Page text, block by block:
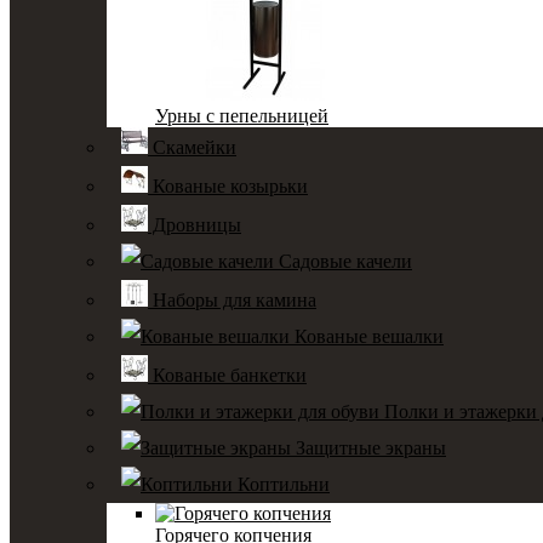
Урны с пепельницей
Скамейки
Кованые козырьки
Дровницы
Садовые качели
Наборы для камина
Кованые вешалки
Кованые банкетки
Полки и этажерки
Защитные экраны
Коптильни
Горячего копчения